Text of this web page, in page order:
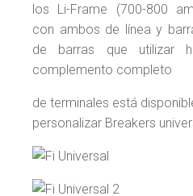
los Li-Frame (700-800
con ambos de línea y
de barras que utilizar
complemento completo
de terminales está
personalizar Breakers